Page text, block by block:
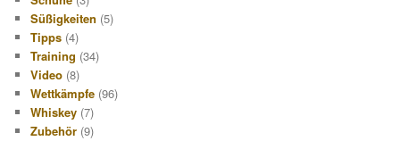
Süßigkeiten (5)
Tipps (4)
Training (34)
Video (8)
Wettkämpfe (96)
Whiskey (7)
Zubehör (9)